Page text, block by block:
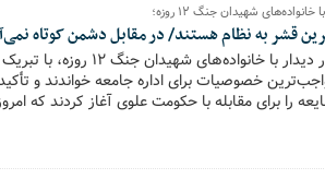
شهیدان جنگ ۱۲ روزه؛
قشر به نظام هستند/ در مقابل دشمن کوتاه
انقلاب اسلامی در
واجب‌ترین خصوصیات برای اداره جامعه خواندند و
را برای مقابله با حکومت علوی آغاز کردند که امروز